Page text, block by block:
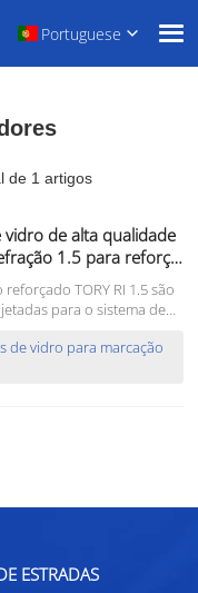
Portuguese
de 1 artigos
vidro de alta qualidade
1.5 para reforço
viária.
TORY RI 1.5 são
para o sistema de
composição única, seu
à abrasão dura 2 vezes
de vidro para marcação
ESTRADAS